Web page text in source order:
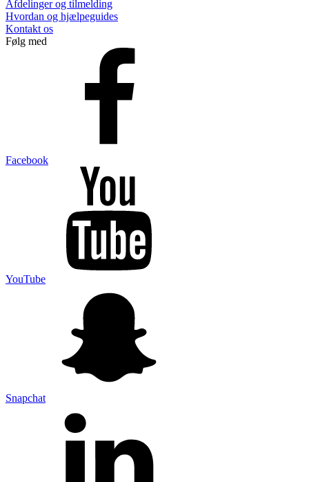
Afdelinger og tilmelding
Hvordan og hjælpeguides
Kontakt os
Følg med
Facebook
YouTube
Snapchat